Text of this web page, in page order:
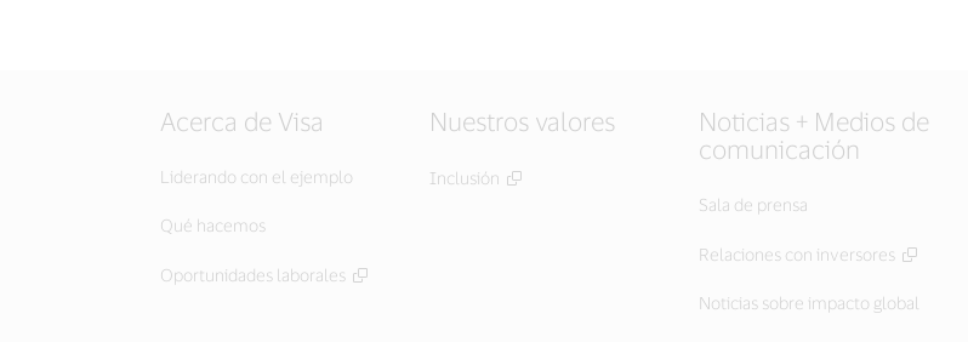
Acerca de Visa
Liderando con el ejemplo
Qué hacemos
Oportunidades laborales
Nuestros valores
Inclusión
Noticias + Medios de
comunicación
Sala de prensa
Relaciones con inversores
Noticias sobre impacto global